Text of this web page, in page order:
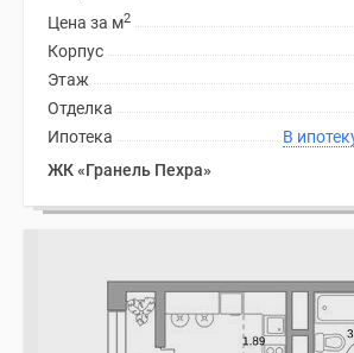
Цена за м2
Корпус
Этаж
Отделка
Ипотека
ЖК «Гранель Пехра»